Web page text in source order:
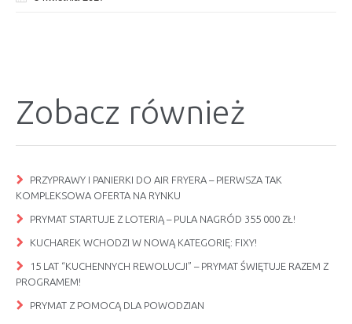
Zobacz również
PRZYPRAWY I PANIERKI DO AIR FRYERA – PIERWSZA TAK
KOMPLEKSOWA OFERTA NA RYNKU
PRYMAT STARTUJE Z LOTERIĄ – PULA NAGRÓD 355 000 ZŁ!
KUCHAREK WCHODZI W NOWĄ KATEGORIĘ: FIXY!
15 LAT “KUCHENNYCH REWOLUCJI” – PRYMAT ŚWIĘTUJE RAZEM Z
PROGRAMEM!
PRYMAT Z POMOCĄ DLA POWODZIAN